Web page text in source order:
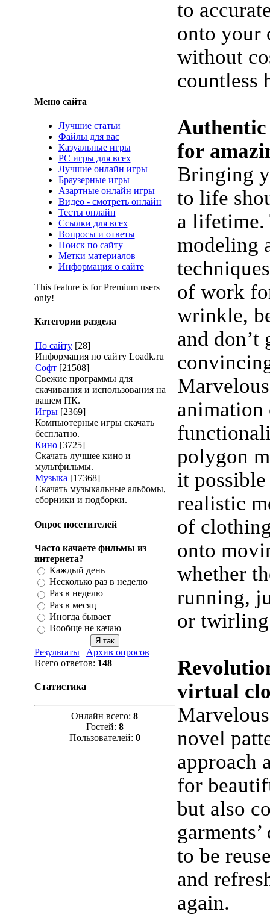
Меню сайта
Лучшие статьи
Файлы для вас
Казуальные игры
PC игры для всех
Лучшие онлайн игры
Браузерные игры
Азартные онлайн игры
Видео - смотреть онлайн
Тесты онлайн
Ссылки для всех
Вопросы и ответы
Поиск по сайту
Метки материалов
Информация о сайте
This feature is for Premium users
only!
Категории раздела
По сайту [28]
Информация по сайту Loadk.ru
Софт [21508]
Свежие программы для
скачивания и использования на
вашем ПК.
Игры [2369]
Компьютерные игры скачать
бесплатно.
Кино [3725]
Скачать лучшее кино и
мультфильмы.
Музыка [17368]
Скачать музыкальные альбомы,
сборники и подборки.
Опрос посетителей
Часто качаете фильмы из
интернета?
Каждый день
Несколько раз в неделю
Раз в неделю
Раз в месяц
Иногда бывает
Вообще не качаю
Результаты| Архив опросов
Всего ответов: 148
Статистика
Онлайн всего: 8
Гостей: 8
Пользователей: 0
to
onto your
without
countless
for
Bringing
to life
a
modeling
of work
wrinkle,
and don’t
animation
polygon
it
realistic
of
onto
whether
running,
or
virtual
novel
approach
for
but also
garments’
to be
and
again.